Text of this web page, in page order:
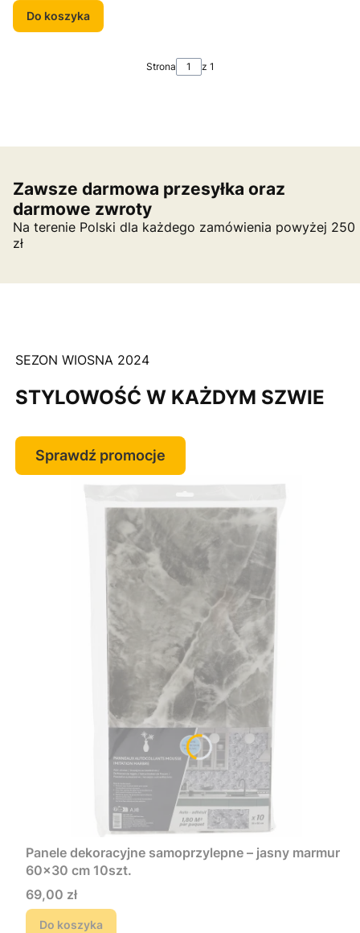
Do koszyka
Strona z 1
Zawsze darmowa przesyłka oraz
darmowe zwroty
Na terenie Polski dla każdego zamówienia powyżej 250
zł
SEZON WIOSNA 2024
STYLOWOŚĆ W KAŻDYM SZWIE
Sprawdź promocje
Panele dekoracyjne samoprzylepne – jasny marmur
60×30 cm 10szt.
Cena
69,00 zł
Do koszyka